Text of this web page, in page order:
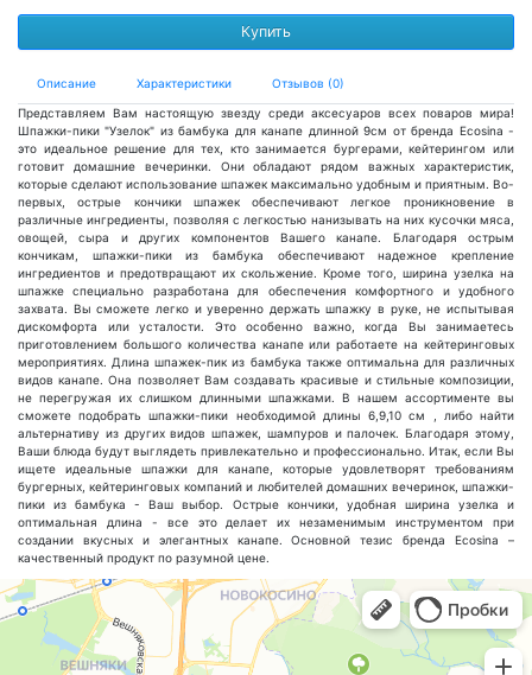
Купить
Описание Характеристики Отзывов (0)
Представляем Вам настоящую звезду среди аксесуаров всех поваров мира!
Шпажки-пики "Узелок" из бамбука для канапе длинной 9см от бренда Ecosina -
это идеальное решение для тех, кто занимается бургерами, кейтерингом или
готовит домашние вечеринки. Они обладают рядом важных характеристик,
которые сделают использование шпажек максимально удобным и приятным. Во-
первых, острые кончики шпажек обеспечивают легкое проникновение в
различные ингредиенты, позволяя с легкостью нанизывать на них кусочки мяса,
овощей, сыра и других компонентов Вашего канапе. Благодаря острым
кончикам, шпажки-пики из бамбука обеспечивают надежное крепление
ингредиентов и предотвращают их скольжение. Кроме того, ширина узелка на
шпажке специально разработана для обеспечения комфортного и удобного
захвата. Вы сможете легко и уверенно держать шпажку в руке, не испытывая
дискомфорта или усталости. Это особенно важно, когда Вы занимаетесь
приготовлением большого количества канапе или работаете на кейтеринговых
мероприятиях. Длина шпажек-пик из бамбука также оптимальна для различных
видов канапе. Она позволяет Вам создавать красивые и стильные композиции,
не перегружая их слишком длинными шпажками. В нашем ассортименте вы
сможете подобрать шпажки-пики необходимой длины 6,9,10 см , либо найти
альтернативу из других видов шпажек, шампуров и палочек. Благодаря этому,
Ваши блюда будут выглядеть привлекательно и профессионально. Итак, если Вы
ищете идеальные шпажки для канапе, которые удовлетворят требованиям
бургерных, кейтеринговых компаний и любителей домашних вечеринок, шпажки-
пики из бамбука - Ваш выбор. Острые кончики, удобная ширина узелка и
оптимальная длина - все это делает их незаменимым инструментом при
создании вкусных и элегантных канапе. Основной тезис бренда Ecosina –
качественный продукт по разумной цене.